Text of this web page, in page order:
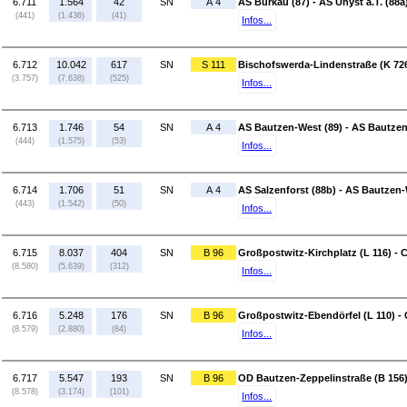
(441) (1.436) (41)
Infos...
6.712
(3.757)
10.042
(7.638)
617
(525)
SN S 111
Bischofswerda-Lindenstraße (K
Infos...
6.713
(444)
1.746
(1.575)
54
(53)
SN A 4
AS Bautzen-West (89) - AS
Infos...
6.714
(443)
1.706
(1.542)
51
(50)
SN A 4
AS Salzenforst (88b) - AS Bautzen-
Infos...
6.715
(8.580)
8.037
(5.639)
404
(312)
SN B 96
Großpostwitz-Kirchplatz (L 116) -
Infos...
6.716
(8.579)
5.248
(2.880)
176
(84)
SN B 96
Großpostwitz-Ebendörfel (L 110)
Infos...
6.717
(8.578)
5.547
(3.174)
193
(101)
SN B 96
OD Bautzen-Zeppelinstraße (B
Infos...